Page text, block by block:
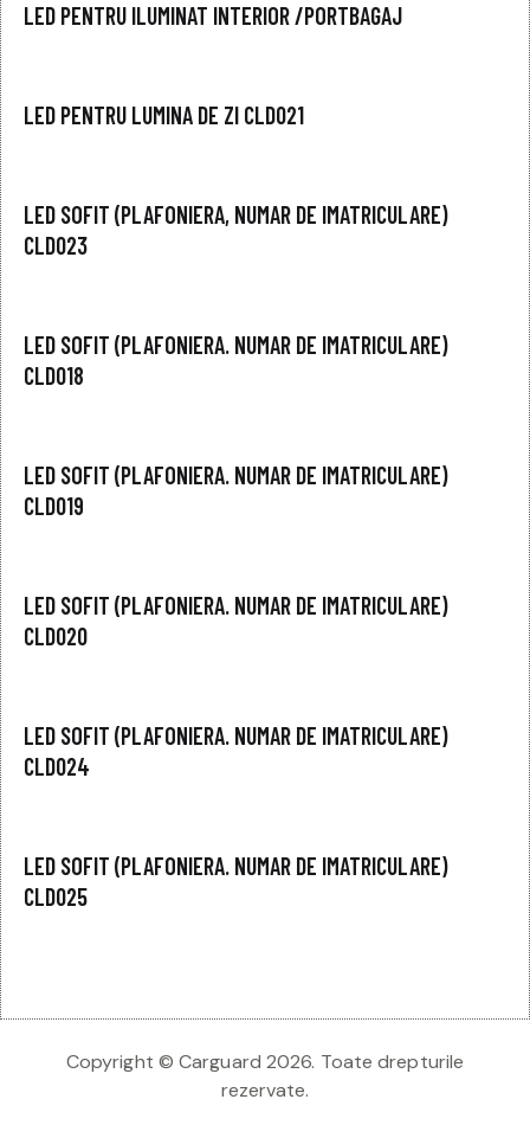
LED PENTRU ILUMINAT INTERIOR /PORTBAGAJ
LED PENTRU LUMINA DE ZI CLD021
LED SOFIT (PLAFONIERA, NUMAR DE IMATRICULARE)
CLD023
LED SOFIT (PLAFONIERA. NUMAR DE IMATRICULARE)
CLD018
LED SOFIT (PLAFONIERA. NUMAR DE IMATRICULARE)
CLD019
LED SOFIT (PLAFONIERA. NUMAR DE IMATRICULARE)
CLD020
LED SOFIT (PLAFONIERA. NUMAR DE IMATRICULARE)
CLD024
LED SOFIT (PLAFONIERA. NUMAR DE IMATRICULARE)
CLD025
Copyright © Carguard 2026. Toate drepturile
rezervate.